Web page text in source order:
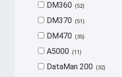
DM360 52
DM370 51
DM470 35
A5000 11
DataMan 200 32